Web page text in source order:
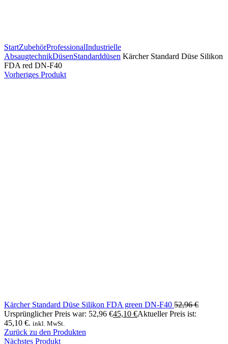
StartZubehörProfessionalIndustrielle
AbsaugtechnikDüsenStandarddüsen Kärcher Standard Düse Silikon
FDA red DN-F40
Vorheriges Produkt
Kärcher Standard Düse Silikon FDA green DN-F40 52,96€
Ursprünglicher Preis war: 52,96 €45,10 €Aktueller Preis ist:
45,10 €. inkl. MwSt.
Zurück zu den Produkten
Nächstes Produkt